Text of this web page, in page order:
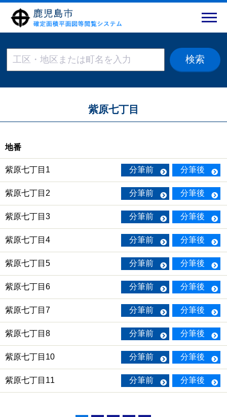
紫原七丁目
地番
紫原七丁目1 分筆前 分筆後
紫原七丁目2 分筆前 分筆後
紫原七丁目3 分筆前 分筆後
紫原七丁目4 分筆前 分筆後
紫原七丁目5 分筆前 分筆後
紫原七丁目6 分筆前 分筆後
紫原七丁目7 分筆前 分筆後
紫原七丁目8 分筆前 分筆後
紫原七丁目10 分筆前 分筆後
紫原七丁目11 分筆前 分筆後